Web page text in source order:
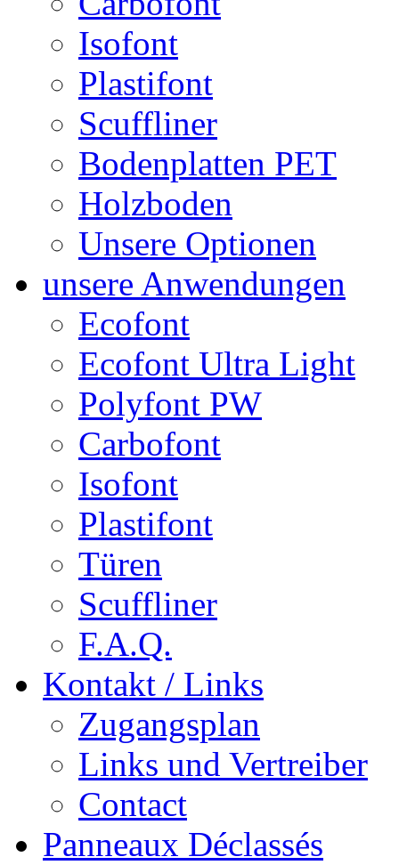
Isofont
Plastifont
Scuffliner
Bodenplatten PET
Holzboden
Unsere Optionen
unsere Anwendungen
Ecofont
Ecofont Ultra Light
Polyfont PW
Carbofont
Isofont
Plastifont
Türen
Scuffliner
F.A.Q.
Kontakt / Links
Zugangsplan
Links und Vertreiber
Contact
Panneaux Déclassés